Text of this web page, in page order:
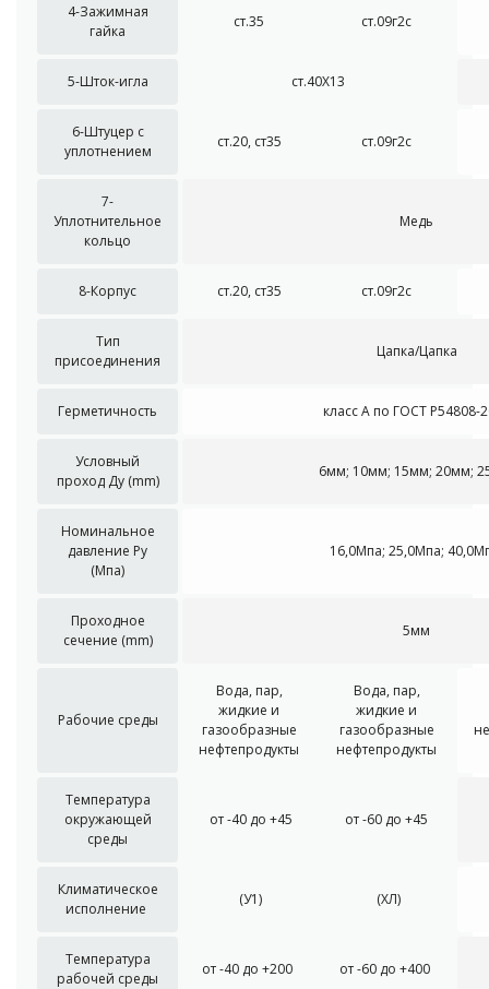
4-Зажимная
гайка
ст.35 ст.09г2с
5-Шток-игла ст.40Х13
6-Штуцер с
уплотнением
ст.20, ст35 ст.09г2с
7-
Уплотнительное
кольцо
Медь
8-Корпус ст.20, ст35 ст.09г2с
Тип
присоединения
Цапка/Цапка
Герметичность класс А по ГОСТ Р54808-
Условный
проход Ду (mm)
6мм; 10мм; 15мм; 20мм;
Номинальное
давление Ру
(Мпа)
16,0Мпа; 25,0Мпа;
Проходное
сечение (mm)
5мм
Рабочие среды
Вода, пар,
жидкие и
газообразные
нефтепродукты
Вода, пар,
жидкие и
газообразные
нефтепродукты
Температура
окружающей
среды
от -40 до +45 от -60 до +45
Климатическое
исполнение
(У1) (ХЛ)
Температура
рабочей среды
от -40 до +200 от -60 до +400